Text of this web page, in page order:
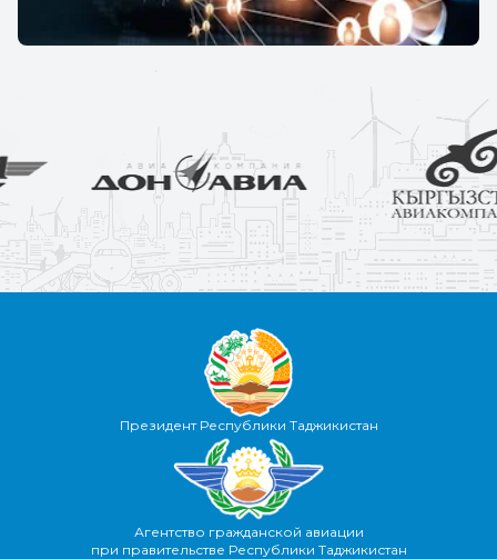
Президент Республики Таджикистан
Агентство гражданской авиации
при правительстве Республики Таджикистан